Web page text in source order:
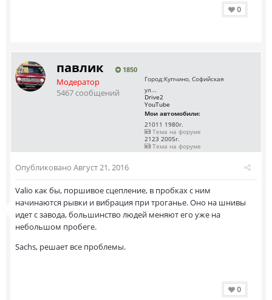
0
павлик 1850
Модератор
5467 сообщений
Город:Купчино, Софийская
ул...
Drive2
YouTube
Мои автомобили:
21011 1980г.
Тема на форуме
2123 2005г.
Тема на форуме
Опубликовано Август 21, 2016
Valio как бы, поршивое сцепление, в пробках с ним
начинаются рывки и вибрация при троганье. Оно на шнивы
идет с завода, большинство людей меняют его уже на
небольшом пробеге.
Sachs, решает все проблемы.
0